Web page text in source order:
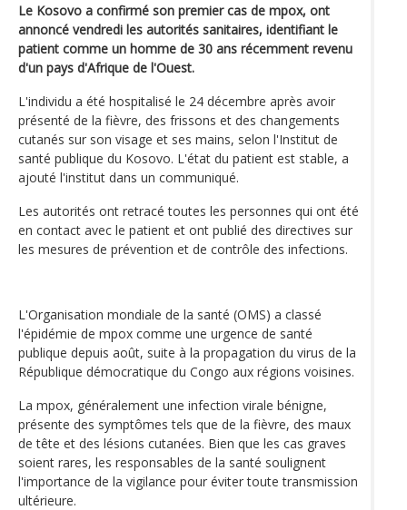
Le Kosovo a confirmé son premier cas de mpox, ont
annoncé vendredi les autorités sanitaires, identifiant le
patient comme un homme de 30 ans récemment revenu
d'un pays d'Afrique de l'Ouest.
L'individu a été hospitalisé le 24 décembre après avoir
présenté de la fièvre, des frissons et des changements
cutanés sur son visage et ses mains, selon l'Institut de
santé publique du Kosovo. L'état du patient est stable, a
ajouté l'institut dans un communiqué.
Les autorités ont retracé toutes les personnes qui ont été
en contact avec le patient et ont publié des directives sur
les mesures de prévention et de contrôle des infections.
L'Organisation mondiale de la santé (OMS) a classé
l'épidémie de mpox comme une urgence de santé
publique depuis août, suite à la propagation du virus de la
République démocratique du Congo aux régions voisines.
La mpox, généralement une infection virale bénigne,
présente des symptômes tels que de la fièvre, des maux
de tête et des lésions cutanées. Bien que les cas graves
soient rares, les responsables de la santé soulignent
l'importance de la vigilance pour éviter toute transmission
ultérieure.